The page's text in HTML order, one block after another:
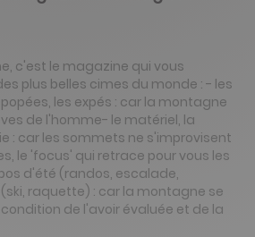
c'est le magazine qui vous
plus belles cimes du monde : - les
les expés : car la montagne
de l'homme- le matériel, la
: car les sommets ne s'improvisent
le 'focus' qui retrace pour vous les
d'été (randos, escalade,
raquette) : car la montagne se
de l'avoir évaluée et de la